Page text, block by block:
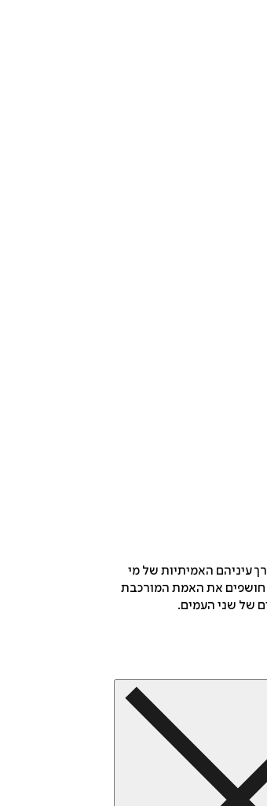
עיניהם האמיתיות של מי
חושפים את האמת המורכבת
של שני העמים.